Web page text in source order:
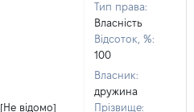
[Не відомо]
Тип права:
Власність
Відсоток, %:
100
Власник:
дружина
Прізвище: